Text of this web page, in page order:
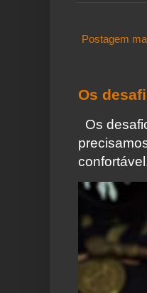
Postagem
Os
Os